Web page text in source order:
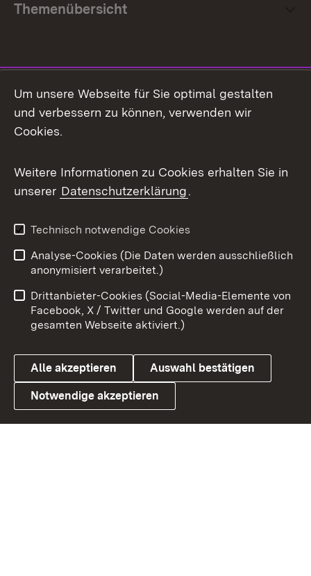
Themenübersicht
Facebook
X / Twitter
Youtube
Link zum Landesportal
Impressum
Kontakt
Barrierefreiheit
Datenschutz
Cookies
Um unsere Webseite für Sie optimal gestalten
und verbessern zu können, verwenden wir
Cookies.
Weitere Informationen zu Cookies erhalten Sie in
unserer Datenschutzerklärung.
Technisch notwendige Cookies
Analyse-Cookies (Die Daten werden ausschließlich
anonymisiert verarbeitet.)
Drittanbieter-Cookies (Social-Media-Elemente von
Facebook, X / Twitter und Google werden auf der
gesamten Webseite aktiviert.)
Alle akzeptieren Auswahl bestätigen
Notwendige akzeptieren